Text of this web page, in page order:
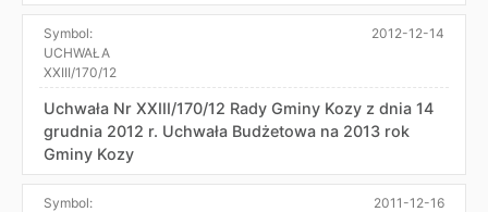
Symbol:
UCHWAŁA
XXIII/170/12
2012-12-14
Uchwała Nr XXIII/170/12 Rady Gminy Kozy z dnia 14
grudnia 2012 r. Uchwała Budżetowa na 2013 rok
Gminy Kozy
Symbol:
2011-12-16